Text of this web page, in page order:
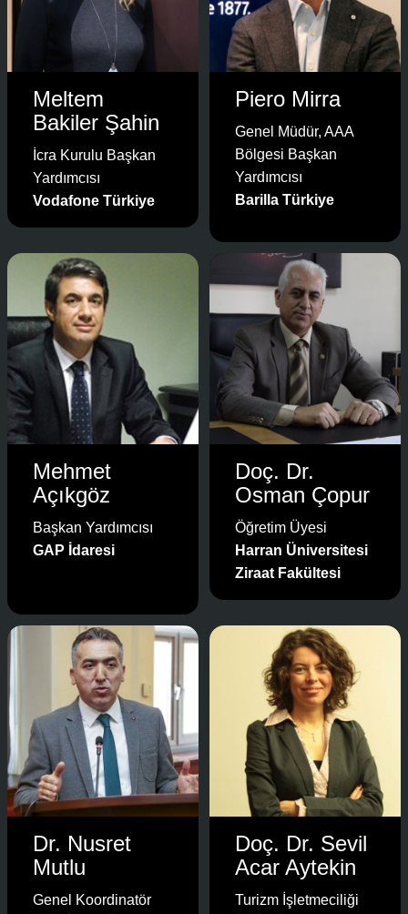
Meltem
Bakiler Şahin
İcra Kurulu Başkan
Yardımcısı
Vodafone Türkiye
Piero Mirra
Genel Müdür, AAA
Bölgesi Başkan
Yardımcısı
Barilla Türkiye
Mehmet
Açıkgöz
Başkan Yardımcısı
GAP İdaresi
Doç. Dr.
Osman Çopur
Öğretim Üyesi
Harran Üniversitesi
Ziraat Fakültesi
Dr. Nusret
Mutlu
Genel Koordinatör
Doç. Dr. Sevil
Acar Aytekin
Turizm İşletmeciliği